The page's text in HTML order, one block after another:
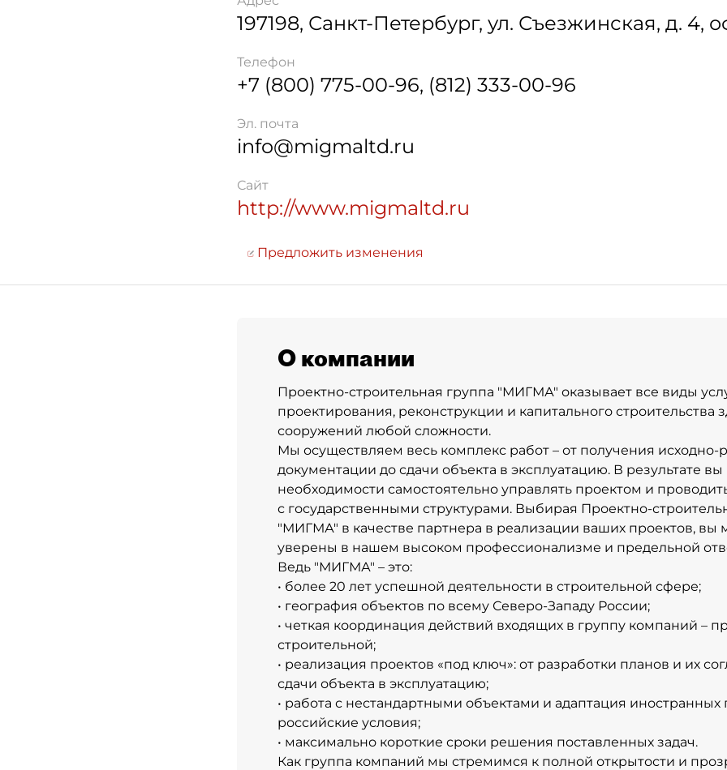
197198, Санкт-Петербург, ул. Съезжинская, д. 4,
Телефон
+7 (800) 775-00-96, (812) 333-00-96
Эл. почта
info@migmaltd.ru
Сайт
http://www.migmaltd.ru
Предложить изменения
О компании
Проектно-строительная группа "МИГМА" оказывает все виды
проектирования, реконструкции и капитального строительства
сооружений любой сложности.
Мы осуществляем весь комплекс работ – от получения
документации до сдачи объекта в эксплуатацию. В результате вы
необходимости самостоятельно управлять проектом и
с государственными структурами. Выбирая Проектно-
"МИГМА" в качестве партнера в реализации ваших проектов, вы
уверены в нашем высоком профессионализме и предельной
Ведь "МИГМА" – это:
• более 20 лет успешной деятельности в строительной сфере;
• география объектов по всему Северо-Западу России;
• четкая координация действий входящих в группу компаний –
строительной;
• реализация проектов «под ключ»: от разработки планов и их
сдачи объекта в эксплуатацию;
• работа с нестандартными объектами и адаптация иностранных
российские условия;
• максимально короткие сроки решения поставленных задач.
Как группа компаний мы стремимся к полной открытости и